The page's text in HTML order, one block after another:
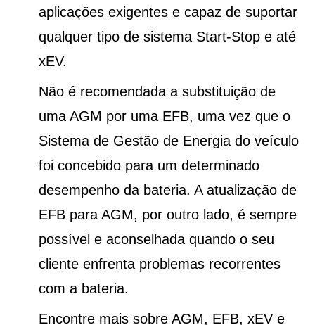
aplicações exigentes e capaz de suportar
qualquer tipo de sistema Start-Stop e até
xEV.
Não é recomendada a substituição de
uma AGM por uma EFB, uma vez que o
Sistema de Gestão de Energia do veículo
foi concebido para um determinado
desempenho da bateria. A atualização de
EFB para AGM, por outro lado, é sempre
possível e aconselhada quando o seu
cliente enfrenta problemas recorrentes
com a bateria.
Encontre mais sobre AGM, EFB, xEV e